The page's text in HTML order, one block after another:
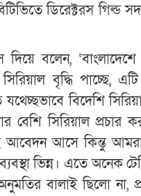
ডিরেক্টরস গিল্ড
দিয়ে বলেন,
বৃদ্ধি পাচ্ছে,
বিদেশি
বেশি সিরিয়াল প্রচার
আবেদন আসে কিন্তু
ভিন্ন। এতে অনেক
বালাই ছিলো না,